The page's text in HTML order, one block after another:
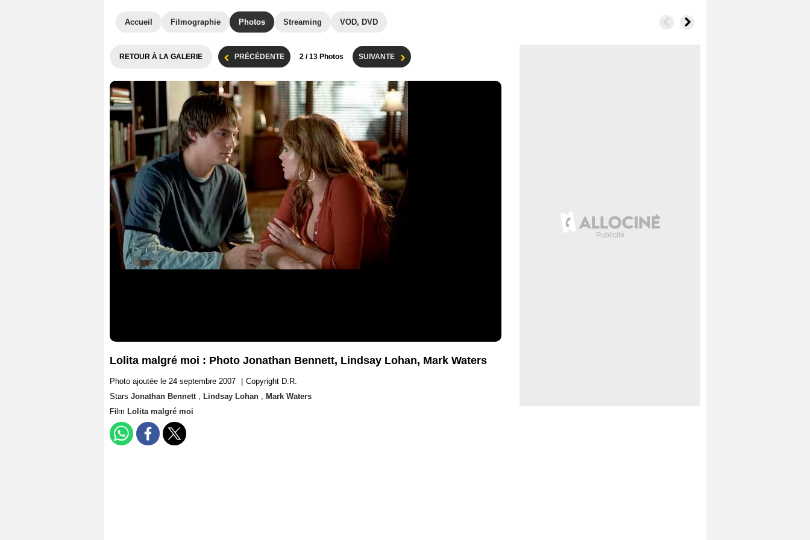
Accueil Filmographie Photos Streaming VOD, DVD
RETOUR À LA GALERIE PRÉCÉDENTE 2 / 13 Photos SUIVANTE
Lolita malgré moi : Photo Jonathan Bennett, Lindsay Lohan, Mark Waters
Photo ajoutée le 24 septembre 2007
Copyright D.R.
Stars Jonathan Bennett , Lindsay Lohan , Mark Waters
Film Lolita malgré moi